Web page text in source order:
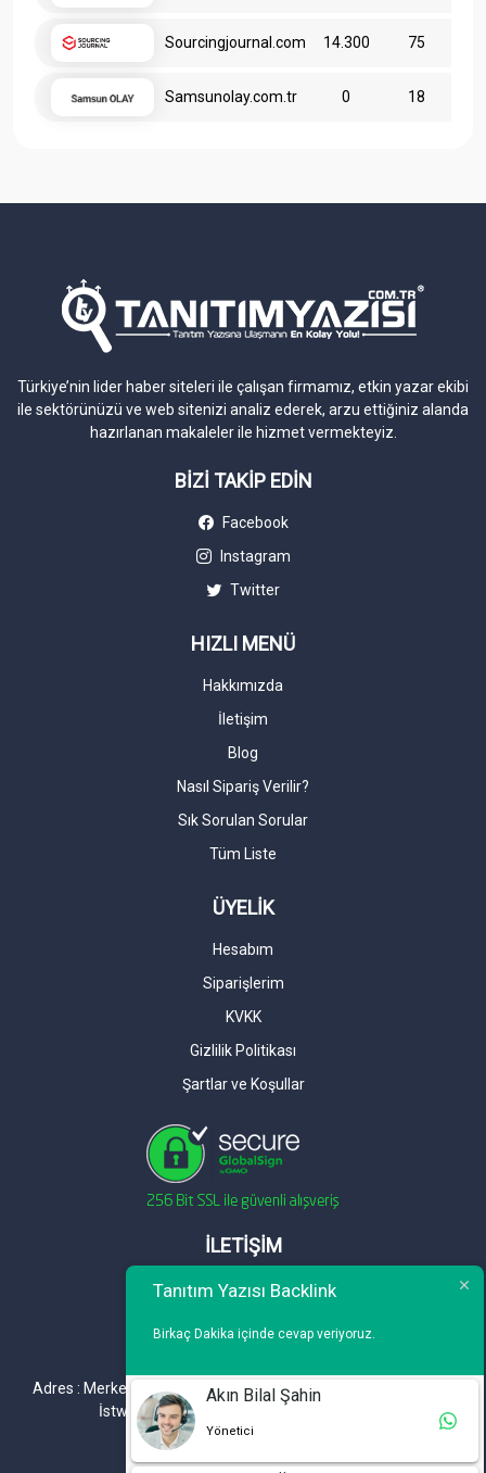
Sourcingjournal.com 14.300 75
Samsunolay.com.tr 0 18
Türkiye’nin lider haber siteleri ile çalışan firmamız, etkin yazar ekibi
ile sektörünüzü ve web sitenizi analiz ederek, arzu ettiğiniz alanda
hazırlanan makaleler ile hizmet vermekteyiz.
BİZİ TAKİP EDİN
Facebook
Instagram
Twitter
HIZLI MENÜ
Hakkımızda
İletişim
Blog
Nasıl Sipariş Verilir?
Sık Sorulan Sorular
Tüm Liste
ÜYELİK
Hesabım
Siparişlerim
KVKK
Gizlilik Politikası
Şartlar ve Koşullar
İLETİŞİM
Telefon : 0 212 461 75 87
Adres : Merkez Mh. DeğirmenBahçe Cd. A1 A Blok D : 19 Kat :1
İstwest Rezidans Bahçelievler / İSTANBUL
Tanıtım Yazısı Backlink
Birkaç Dakika içinde cevap veriyoruz.
Akın Bilal Şahin
Yönetici